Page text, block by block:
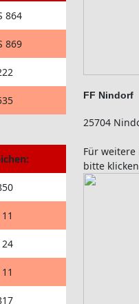
864
869
FF Nindorf
25704
Für weitere
bitte